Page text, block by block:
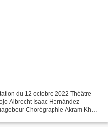
du 12 octobre 2022 Théâtre
Albrecht Isaac Hernández
Chorégraphie Akram Khan